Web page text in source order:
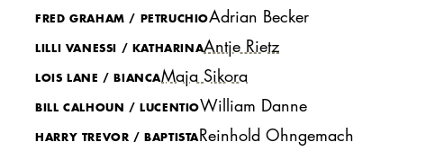
FRED GRAHAM / PETRUCHIOAdrian Becker
LILLI VANESSI / KATHARINAAntje Rietz
LOIS LANE / BIANCAMaja Sikora
BILL CALHOUN / LUCENTIOWilliam Danne
HARRY TREVOR / BAPTISTAReinhold Ohngemach